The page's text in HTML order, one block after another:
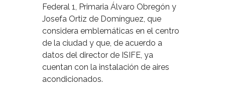
Federal 1, Primaria Álvaro Obregón y
Josefa Ortiz de Domínguez, que
considera emblemáticas en el centro
de la ciudad y que, de acuerdo a
datos del director de ISIFE, ya
cuentan con la instalación de aires
acondicionados.